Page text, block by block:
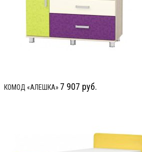
КОМОД «АЛЕШКА» 7 907 руб.